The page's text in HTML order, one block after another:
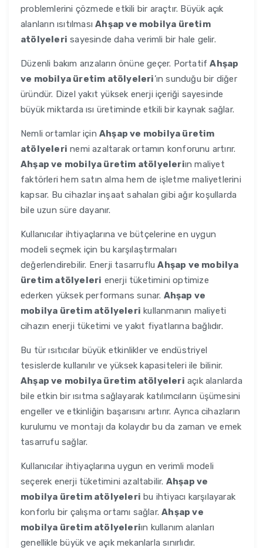
problemlerini çözmede etkili bir araçtır. Büyük açık
alanların ısıtılmasıAhşap ve mobilya üretim
atölyeleri sayesinde daha verimli bir hale gelir.
Düzenli bakım arızaların önüne geçer. PortatifAhşap
ve mobilya üretim atölyeleri’ın sunduğu bir diğer
üründür. Dizel yakıt yüksek enerji içeriği sayesinde
büyük miktarda ısı üretiminde etkili bir kaynak sağlar.
Nemli ortamlar için Ahşap ve mobilya üretim
atölyeleri nemi azaltarak ortamın konforunu artırır.
Ahşap ve mobilya üretim atölyeleriın maliyet
faktörleri hem satın alma hem de işletme maliyetlerini
kapsar. Bu cihazlar inşaat sahaları gibi ağır koşullarda
bile uzun süre dayanır.
Kullanıcılar ihtiyaçlarına ve bütçelerine en uygun
modeli seçmek için bu karşılaştırmaları
değerlendirebilir. Enerji tasarrufluAhşap ve mobilya
üretim atölyeleri enerji tüketimini optimize
ederken yüksek performans sunar. Ahşap ve
mobilya üretim atölyeleri kullanmanın maliyeti
cihazın enerji tüketimi ve yakıt fiyatlarına bağlıdır.
Bu tür ısıtıcılar büyük etkinlikler ve endüstriyel
tesislerde kullanılır ve yüksek kapasiteleri ile bilinir.
Ahşap ve mobilya üretim atölyeleri açık alanlarda
bile etkin bir ısıtma sağlayarak katılımcıların üşümesini
engeller ve etkinliğin başarısını artırır. Ayrıca cihazların
kurulumu ve montajı da kolaydır bu da zaman ve emek
tasarrufu sağlar.
Kullanıcılar ihtiyaçlarına uygun en verimli modeli
seçerek enerji tüketimini azaltabilir. Ahşap ve
mobilya üretim atölyeleri bu ihtiyacı karşılayarak
konforlu bir çalışma ortamı sağlar.Ahşap ve
mobilya üretim atölyeleriın kullanım alanları
genellikle büyük ve açık mekanlarla sınırlıdır.